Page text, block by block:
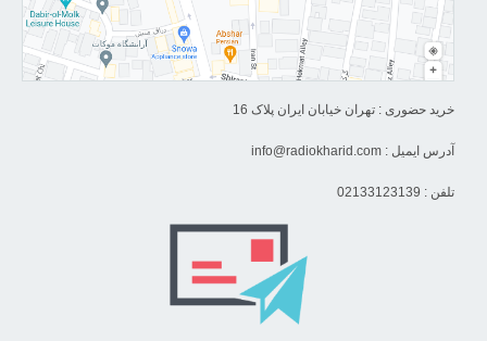
خرید حضوری : تهران خیابان ایران پلاک 16
آدرس ایمیل : info@radiokharid.com
تلفن : 02133123139